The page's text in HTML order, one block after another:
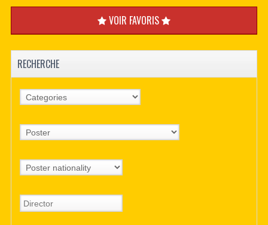
VOIR FAVORIS
RECHERCHE